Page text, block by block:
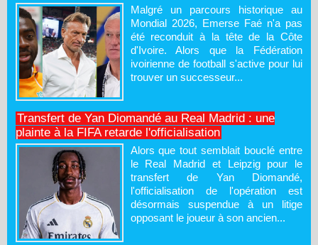
Malgré un parcours historique au
Mondial 2026, Emerse Faé n'a pas
été reconduit à la tête de la Côte
d'Ivoire. Alors que la Fédération
ivoirienne de football s'active pour lui
trouver un successeur...
Transfert de Yan Diomandé au Real Madrid : une
plainte à la FIFA retarde l'officialisation
Alors que tout semblait bouclé entre
le Real Madrid et Leipzig pour le
transfert de Yan Diomandé,
l'officialisation de l'opération est
désormais suspendue à un litige
opposant le joueur à son ancien...